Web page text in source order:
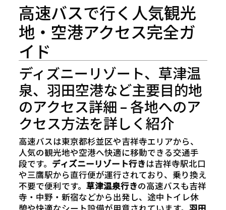
高速バスで行く人気観光
地・空港アクセス完全ガ
イド
ディズニーリゾート、草津温
泉、羽田空港など主要目的地
のアクセス詳細 – 各地へのア
クセス方法を詳しく紹介
高速バスは東京都杉並区や吉祥寺エリアから、
人気の観光地や空港へ快適に移動できる交通手
段です。 ディズニーリゾート行きは吉祥寺駅北口
や三鷹駅から直行便が運行されており、乗り換え
不要で便利です。草津温泉行きの高速バスも吉祥
寺・中野・新宿などから出発し、途中トイレ休